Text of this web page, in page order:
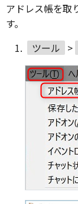
アドレス帳を取
す。
ツール >